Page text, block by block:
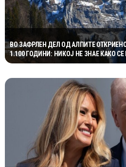
ВО ЗАФРЛЕН ДЕЛ ОД АЛПИТЕ
1.100 ГОДИНИ: НИКОЈ НЕ ЗНАЕ КАКО